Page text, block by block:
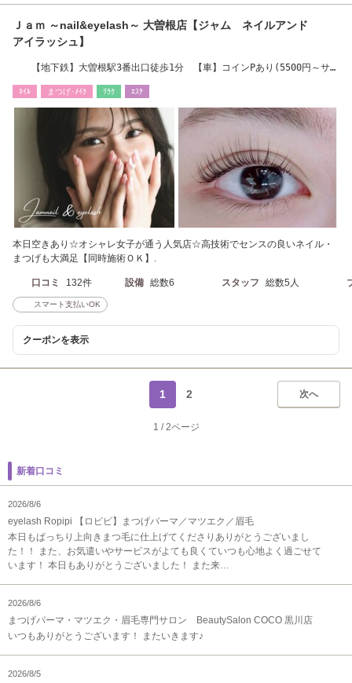
Ｊａｍ ～nail&eyelash～ 大曽根店【ジャム ネイルアンド
アイラッシュ】
【地下鉄】大曽根駅3番出口徒歩1分 【車】コインPあり(5500円～サー
ﾈｲﾙ まつげ･ﾒｲｸ ﾘﾗｸ ｴｽﾃ
本日空きあり☆オシャレ女子が通う人気店☆高技術でセンスの良いネイル・
まつげも大満足【同時施術ＯＫ】.
口コミ 132件 設備 総数6 スタッフ 総数5人
スマート支払いOK
クーポンを表示
次へ
1 2
1 / 2ページ
新着口コミ
2026/8/6
eyelash Ropipi 【ロピピ】まつげパーマ／マツエク／眉毛
本日もぱっちり上向きまつ毛に仕上げてくださりありがとうございまし
た！！ また、お気遣いやサービスがよても良くていつも心地よく過ごせて
います！ 本日もありがとうございました！ また来…
2026/8/6
まつげパーマ・マツエク・眉毛専門サロン BeautySalon COCO 黒川店
いつもありがとうございます！ またいきます♪
2026/8/5